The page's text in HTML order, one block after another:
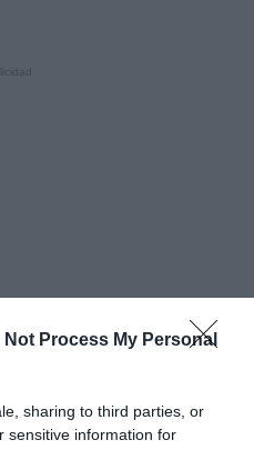
Not Process My Personal
sharing to third parties, or
sensitive information for